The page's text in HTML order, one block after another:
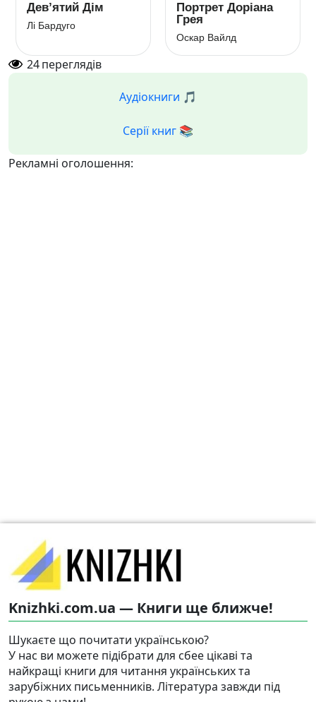
Дев’ятий Дім
Лі Бардуго
Портрет Доріана
Грея
Оскар Вайлд
24переглядів
Аудіокниги 🎵
Серії книг 📚
Рекламні оголошення:
Knizhki.com.ua — Книги ще ближче!
Шукаєте що почитати українською?
У нас ви можете підібрати для сбее цікаві та
найкращі книги для читання українських та
зарубіжних письменників. Література завжди під